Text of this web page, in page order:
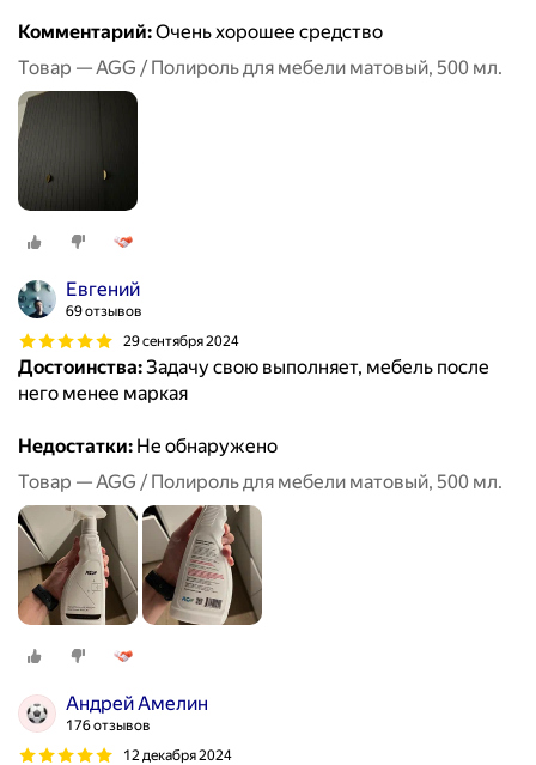
Комментарий:Очень хорошее средство
Товар — AGG / Полироль для мебели матовый, 500 мл.
Евгений
69 отзывов
29 сентября 2024
Достоинства:Задачу свою выполняет, мебель после
него менее маркая
Недостатки: Не обнаружено
Товар — AGG / Полироль для мебели матовый, 500 мл.
Андрей Амелин
176 отзывов
12 декабря 2024